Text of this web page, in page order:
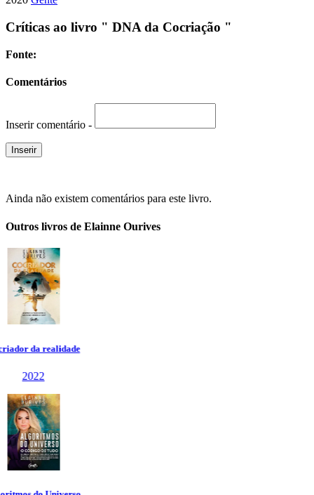
Críticas ao livro " DNA da Cocriação "
Fonte:
Comentários
Inserir comentário -
Ainda não existem comentários para este livro.
Outros livros de Elainne Ourives